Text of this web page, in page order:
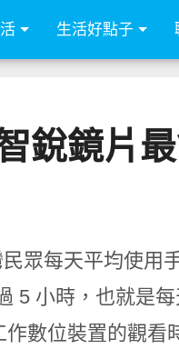
生活好點子
銳鏡片
眾每天平均使用
5 小時，也就是
數位裝置的觀看